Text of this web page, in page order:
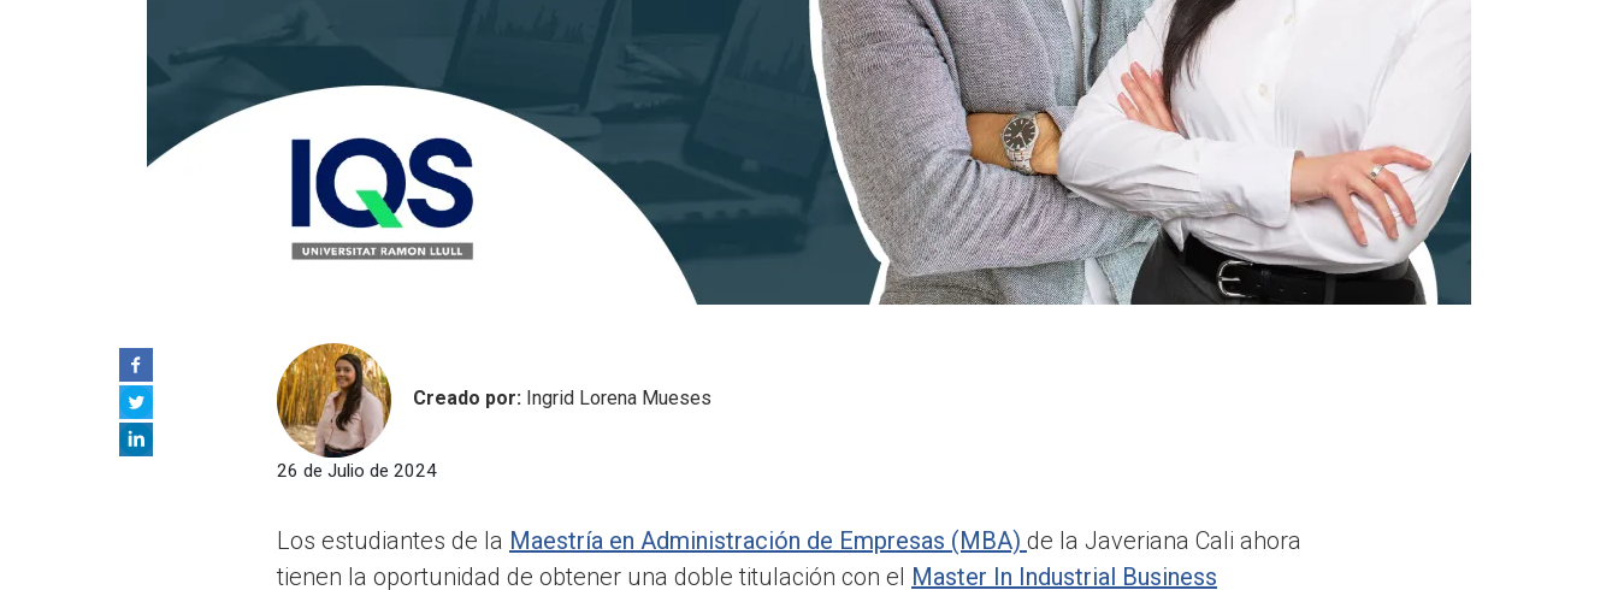
Creado por: Ingrid Lorena Mueses
26 de Julio de 2024
Los estudiantes de la Maestría en Administración de Empresas (MBA) de la Javeriana Cali ahora
tienen la oportunidad de obtener una doble titulación con el Master In Industrial Business